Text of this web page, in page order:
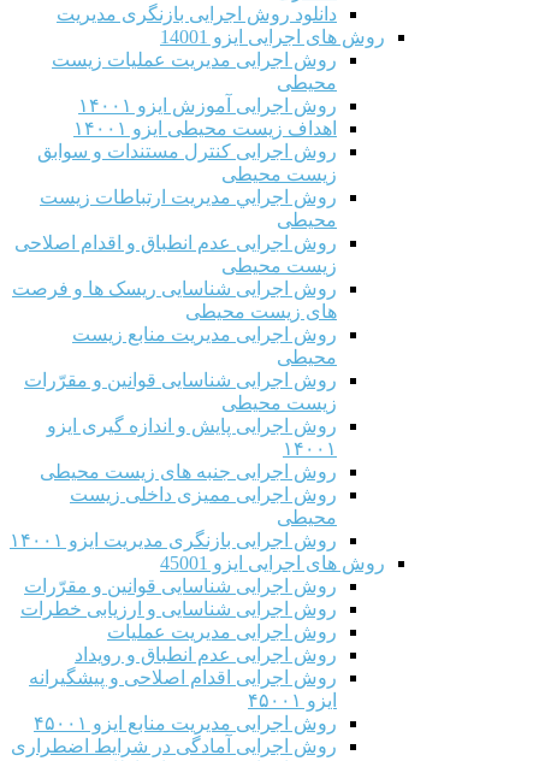
دانلود روش اجرایی بازنگری مدیریت
روش های اجرایی ایزو 14001
روش اجرایی مدیریت عملیات زیست
محیطی
روش اجرایی آموزش ایزو ۱۴۰۰۱
اهداف زیست محیطی ایزو ۱۴۰۰۱
روش اجرایی کنترل مستندات و سوابق
زیست محیطی
روش اجرايي مدیریت ارتباطات زیست
محیطی
روش اجرایی عدم انطباق و اقدام اصلاحی
زیست محیطی
روش اجرایی شناسایی ریسک ها و فرصت
های زیست محیطی
روش اجرایی مدیریت منابع زیست
محیطی
روش اجرایی شناسایی قوانین و مقرّرات
زیست محیطی
روش اجرایی پایش و اندازه گیری ایزو
۱۴۰۰۱
روش اجرایی جنبه های زیست محیطی
روش اجرایی ممیزی داخلی زیست
محیطی
روش اجرایی بازنگری مدیریت ایزو ۱۴۰۰۱
روش های اجرایی ایزو 45001
روش اجرایی شناسایی قوانین و مقرّرات
روش اجرایی شناسایی و ارزیابی خطرات
روش اجرایی مدیریت عملیات
روش اجرایی عدم انطباق و رویداد
روش اجرایی اقدام اصلاحی و پیشگیرانه
ایزو ۴۵۰۰۱
روش اجرایی مدیریت منابع ایزو ۴۵۰۰۱
روش اجرایی آمادگی در شرایط اضطراری